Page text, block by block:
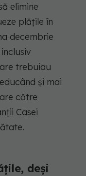
elimine
plățile în
decembrie
trebuiau
și mai
către
Casei
deși